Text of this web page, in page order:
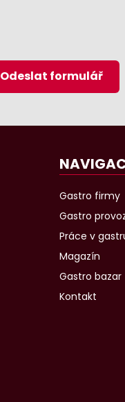
Odeslat formulář
Gastro firmy
Gastro
Práce v
Magazín
Gastro bazar
Kontakt